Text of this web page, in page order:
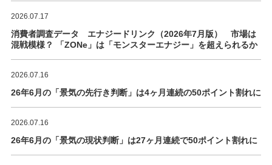
2026.07.17
消費者調査データ エナジードリンク（2026年7月版） 市場は
混戦模様？ 「ZONe」は「モンスターエナジー」を超えられるか
2026.07.16
26年6月の「景気の先行き判断」は4ヶ月連続の50ポイント割れに
2026.07.16
26年6月の「景気の現状判断」は27ヶ月連続で50ポイント割れに